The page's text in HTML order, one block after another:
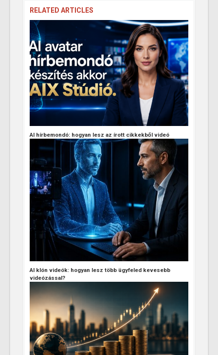
RELATED ARTICLES
AI hírbemondó: hogyan lesz az írott cikkekből videó
AI klón videók: hogyan lesz több ügyfeled kevesebb
videózással?